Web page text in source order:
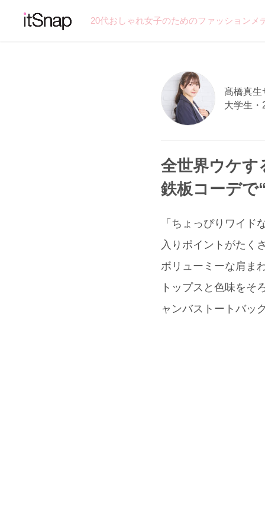
20代おしゃれ女子のためのファッション
髙橋真生
大学生・
全世界ウケす
鉄板コーデ
「ちょっぴりワイ
入りポイントがたく
ボリューミーな肩ま
トップスと色味を
ャンバストートバッ